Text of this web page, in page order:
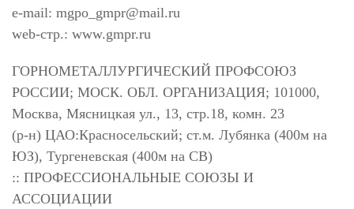
e-mail: mgpo_gmpr@mail.ru
web-стр.: www.gmpr.ru
ГОРНОМЕТАЛЛУРГИЧЕСКИЙ ПРОФСОЮЗ
РОССИИ; МОСК. ОБЛ. ОРГАНИЗАЦИЯ; 101000,
Москва, Мясницкая ул., 13, стр.18, комн. 23
(р-н) ЦАО:Красносельский; ст.м. Лубянка (400м на
ЮЗ), Тургеневская (400м на СВ)
:: ПРОФЕССИОНАЛЬНЫЕ СОЮЗЫ И
АССОЦИАЦИИ